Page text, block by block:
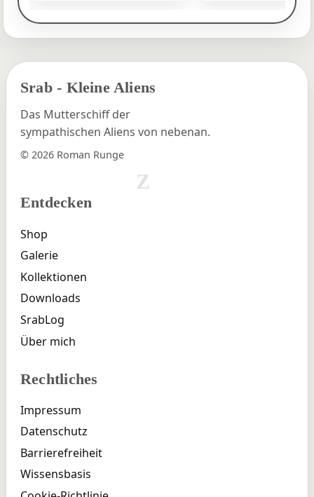
Srab - Kleine Aliens
Das Mutterschiff der
sympathischen Aliens von nebenan.
© 2026 Roman Runge
Entdecken
Shop
Galerie
Kollektionen
Downloads
SrabLog
Über mich
Rechtliches
Impressum
Datenschutz
Barrierefreiheit
Wissensbasis